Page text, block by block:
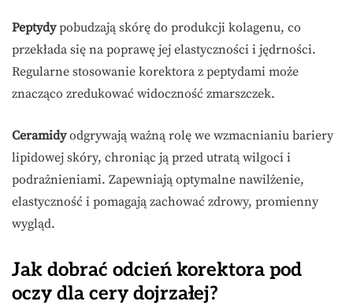
Peptydypobudzają skórę do produkcji kolagenu, co
przekłada się na poprawę jej elastyczności i jędrności.
Regularne stosowanie korektora z peptydami może
znacząco zredukować widoczność zmarszczek.
Ceramidyodgrywają ważną rolę we wzmacnianiu bariery
lipidowej skóry, chroniąc ją przed utratą wilgoci i
podrażnieniami. Zapewniają optymalne nawilżenie,
elastyczność i pomagają zachować zdrowy, promienny
wygląd.
Jak dobrać odcień korektora pod
oczy dla cery dojrzałej?